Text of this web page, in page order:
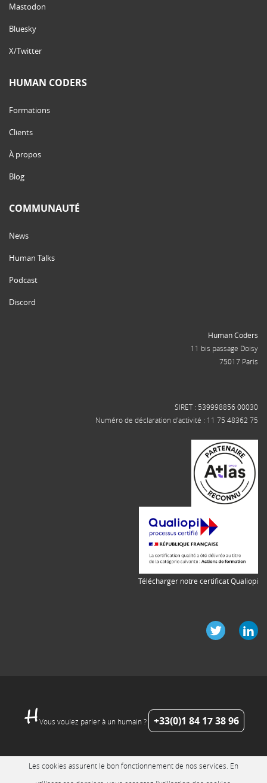
Mastodon
Bluesky
X/Twitter
HUMAN CODERS
Formations
Clients
À propos
Blog
COMMUNAUTÉ
News
Human Talks
Podcast
Discord
Human Coders
11 bis passage Doisy
75017 Paris
SIRET : 539998856 00030
Numéro de déclaration d'activité : 11 75 48362 75
Télécharger notre certificat Qualiopi
Vous voulez parler à un humain ? +33(0)1 84 17 38 96
Les cookies assurent le bon fonctionnement de nos services. En